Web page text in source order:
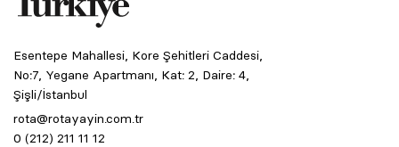
Esentepe Mahallesi, Kore Şehitleri Caddesi,
No:7, Yegane Apartmanı, Kat: 2, Daire: 4,
Şişli/İstanbul
rota@rotayayin.com.tr
0 (212) 211 11 12